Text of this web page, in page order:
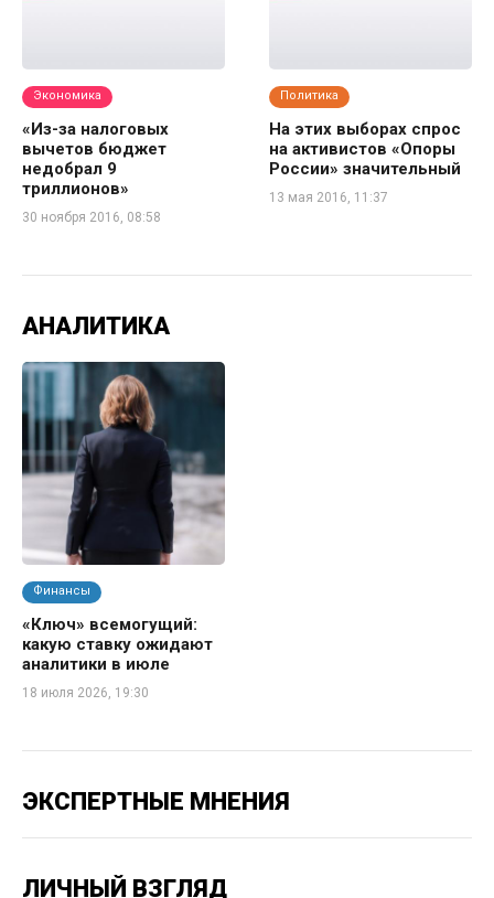
Экономика
«Из-за налоговых
вычетов бюджет
недобрал 9
триллионов»
30 ноября 2016, 08:58
Политика
На этих выборах спрос
на активистов «Опоры
России» значительный
13 мая 2016, 11:37
АНАЛИТИКА
Финансы
«Ключ» всемогущий:
какую ставку ожидают
аналитики в июле
18 июля 2026, 19:30
ЭКСПЕРТНЫЕ МНЕНИЯ
ЛИЧНЫЙ ВЗГЛЯД